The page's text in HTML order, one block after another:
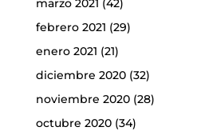
febrero 2021 (29)
enero 2021 (21)
diciembre 2020(32)
noviembre 2020(28)
octubre 2020(34)